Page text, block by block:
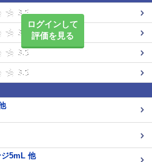
ログインして
評価を見る
5mL 他